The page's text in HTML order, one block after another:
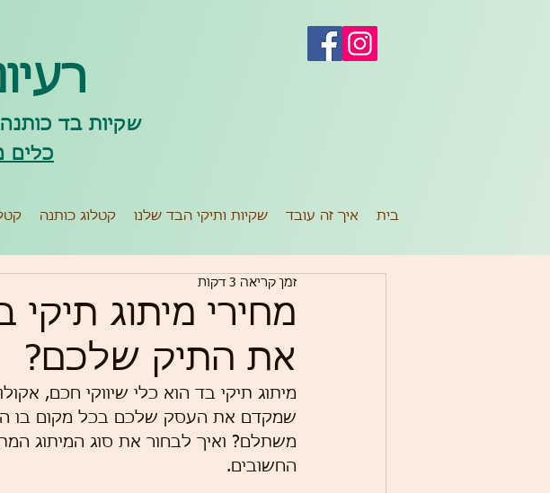
שקיות בד כותנה
כלים
בית איך זה עובד שקיות ותיקי הבד שלנו קטלוג כותנה
מחירי מיתוג
את התיק שלכם?
זמן קריאה 3 דקות
מיתוג תיקי בד הוא כלי שיווקי חכם,
שמקדם את העסק שלכם בכל מקום בו
משתלם? ואיך לבחור את סוג המיתוג
החשובים.